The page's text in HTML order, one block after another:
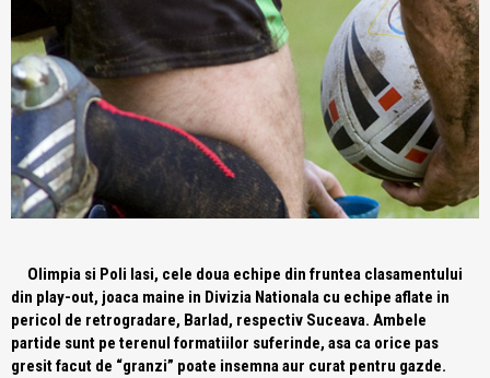
Olimpia si Poli Iasi, cele doua echipe din fruntea clasamentului
din play-out, joaca maine in Divizia Nationala cu echipe aflate in
pericol de retrogradare, Barlad, respectiv Suceava. Ambele
partide sunt pe terenul formatiilor suferinde, asa ca orice pas
gresit facut de “granzi” poate insemna aur curat pentru gazde.